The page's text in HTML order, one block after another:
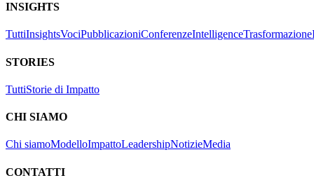
INSIGHTS
TuttiInsightsVociPubblicazioniConferenzeIntelligenceTrasformazione
STORIES
TuttiStorie di Impatto
CHI SIAMO
Chi siamoModelloImpattoLeadershipNotizieMedia
CONTATTI